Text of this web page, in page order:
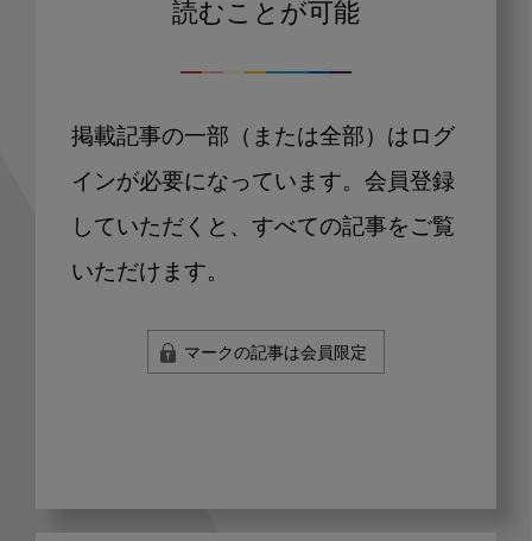
読むことが可能
掲載記事の一部（または全部）はログ
インが必要になっています。会員登録
していただくと、すべての記事をご覧
いただけます。
マークの記事は会員限定